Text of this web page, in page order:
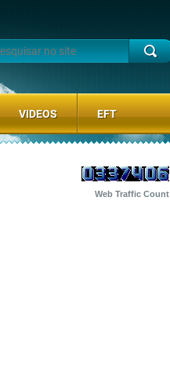
Web Traffic Count
VIDEOS EFT